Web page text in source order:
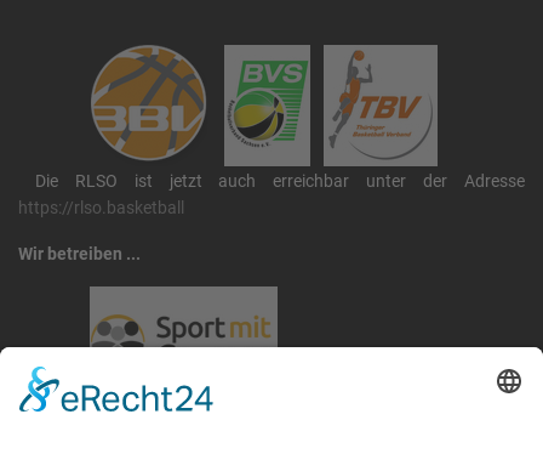
Die RLSO ist jetzt auch erreichbar unter der Adresse
https://rlso.basketball
Wir betreiben ...